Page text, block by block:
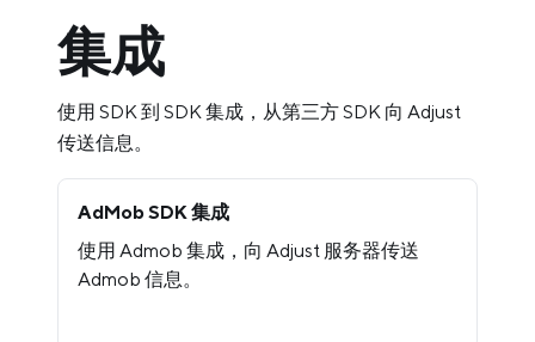
集成
使用 SDK 到 SDK 集成，从第三方 SDK 向 Adjust
传送信息。
AdMob SDK 集成
使用 Admob 集成，向 Adjust 服务器传送
Admob 信息。